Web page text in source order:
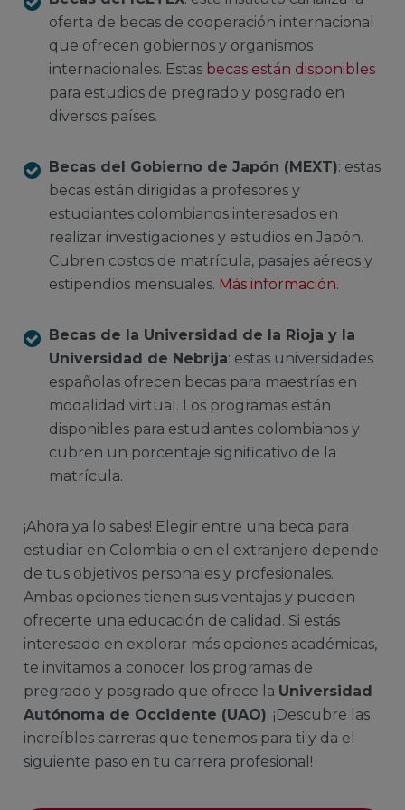
oferta de becas de cooperación internacional
que ofrecen gobiernos y organismos
internacionales. Estas becas están disponibles
para estudios de pregrado y posgrado en
diversos países.
Becas del Gobierno de Japón (MEXT): estas
becas están dirigidas a profesores y
estudiantes colombianos interesados en
realizar investigaciones y estudios en Japón.
Cubren costos de matrícula, pasajes aéreos y
estipendios mensuales. Más información.
Becas de la Universidad de la Rioja y la
Universidad de Nebrija: estas universidades
españolas ofrecen becas para maestrías en
modalidad virtual. Los programas están
disponibles para estudiantes colombianos y
cubren un porcentaje significativo de la
matrícula.
¡Ahora ya lo sabes! Elegir entre una beca para
estudiar en Colombia o en el extranjero depende
de tus objetivos personales y profesionales.
Ambas opciones tienen sus ventajas y pueden
ofrecerte una educación de calidad. Si estás
interesado en explorar más opciones académicas,
te invitamos a conocer los programas de
pregrado y posgrado que ofrece la Universidad
Autónoma de Occidente (UAO). ¡Descubre las
increíbles carreras que tenemos para ti y da el
siguiente paso en tu carrera profesional!